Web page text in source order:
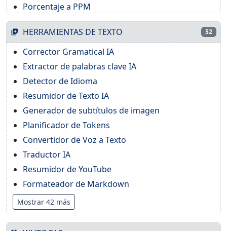
Porcentaje a PPM
HERRAMIENTAS DE TEXTO 52
Corrector Gramatical IA
Extractor de palabras clave IA
Detector de Idioma
Resumidor de Texto IA
Generador de subtítulos de imagen
Planificador de Tokens
Convertidor de Voz a Texto
Traductor IA
Resumidor de YouTube
Formateador de Markdown
Mostrar 42 más